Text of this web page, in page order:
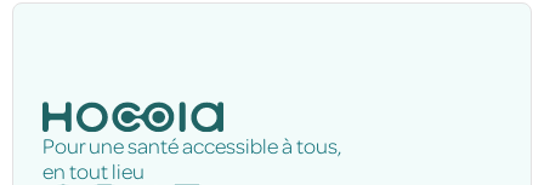
Pour une santé accessible à tous,
en tout lieu